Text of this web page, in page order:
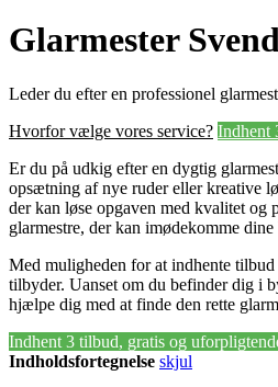
Glarmester
Leder du efter en professionel
Hvorfor vælge vores service? Indhent
Er du på udkig efter en dygtig
opsætning af nye ruder eller kreative
der kan løse opgaven med kvalitet
glarmestre, der kan imødekomme dine
Med muligheden for at indhente
tilbyder. Uanset om du befinder dig i
hjælpe dig med at finde den rette
Indhent 3 tilbud, gratis og
Indholdsfortegnelse skjul